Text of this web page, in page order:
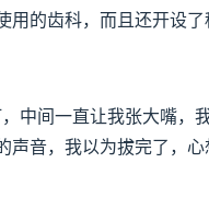
的齿科，而且还开设了
中间一直让我张大嘴，
声音，我以为拔完了，